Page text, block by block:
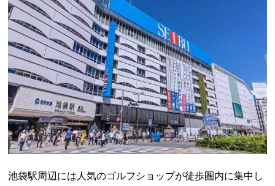
池袋駅周辺には人気のゴルフショップが徒歩圏内に集中し